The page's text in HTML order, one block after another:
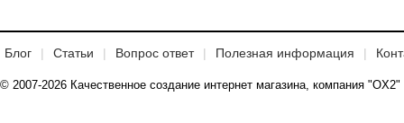
Блог Статьи Вопрос ответ Полезная информация
© 2007-2026 Качественное создание интернет магазина, компания "OX2"